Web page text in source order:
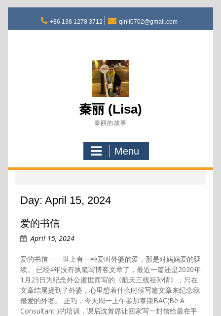
content
+86 138 1278 3712 qinli0702@gmail.com
秦丽 (Lisa)
秦丽的故事
Menu
Day: April 15, 2024
爱的书信
April 15, 2024
爱的书信——世上有一种爱叫外婆的爱，那是对妈妈爱的延
续。 已经4年没有执笔写博客文章了，最近一篇还是2020年
1月23日为纪念外公逝世而写的《航天三线祖孙情》，只在
文章结尾提到了外婆，心里想着什么时候写篇文章来纪念我
最爱的外婆。 正巧，今天周一上午参加泰康BAC(Be A
Consultant )的培训，课后沈首席让回家写一封信给最在乎